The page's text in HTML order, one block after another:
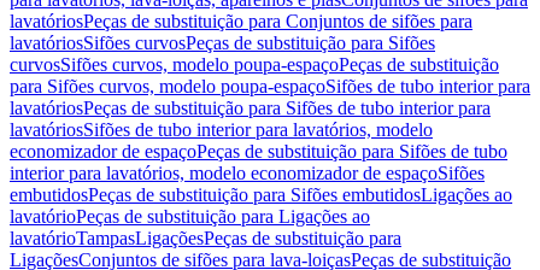
lavatóriosPeças de substituição para Conjuntos de sifões para
lavatóriosSifões curvosPeças de substituição para Sifões
curvosSifões curvos, modelo poupa-espaçoPeças de substituição
para Sifões curvos, modelo poupa-espaçoSifões de tubo interior para
lavatóriosPeças de substituição para Sifões de tubo interior para
lavatóriosSifões de tubo interior para lavatórios, modelo
economizador de espaçoPeças de substituição para Sifões de tubo
interior para lavatórios, modelo economizador de espaçoSifões
embutidosPeças de substituição para Sifões embutidosLigações ao
lavatórioPeças de substituição para Ligações ao
lavatórioTampasLigaçõesPeças de substituição para
LigaçõesConjuntos de sifões para lava-loiçasPeças de substituição